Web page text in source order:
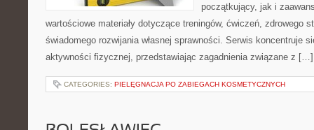
początkujący, jak i
wartościowe materiały dotyczące treningów, ćwiczeń, zdrowego
świadomego rozwijania własnej sprawności. Serwis koncentruje
aktywności fizycznej, przedstawiając zagadnienia związane z […]
CATEGORIES: PIELĘGNACJA PO ZABIEGACH KOSMETYCZNYCH